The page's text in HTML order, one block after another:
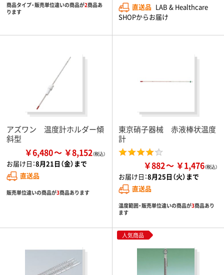
商品タイプ・販売単位違いの商品が2商品あ
ります
直送品 LAB & Healthcare
SHOPからお届け
アズワン 温度計ホルダー傾
斜型
￥6,480 ￥8,152
お届け日：8月21日（金）まで
直送品
販売単位違いの商品が3商品あります
東京硝子器械 赤液棒状温度
計
￥882 ￥1,476
お届け日：8月25日（火）まで
直送品
温度範囲・販売単位違いの商品が3商品あり
ます
人気商品